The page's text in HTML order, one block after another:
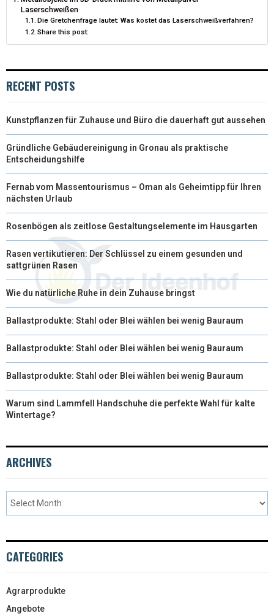
E
R
)
K S
T
Laserschweißen
Die Gretchenfrage lautet: Was kostet das Laserschweißverfahren?
Share this post:
RECENT POSTS
Kunstpflanzen für Zuhause und Büro die dauerhaft gut aussehen
Gründliche Gebäudereinigung in Gronau als praktische
Entscheidungshilfe
Fernab vom Massentourismus – Oman als Geheimtipp für Ihren
nächsten Urlaub
Rosenbögen als zeitlose Gestaltungselemente im Hausgarten
Rasen vertikutieren: Der Schlüssel zu einem gesunden und
sattgrünen Rasen
Wie du natürliche Ruhe in dein Zuhause bringst
Ballastprodukte: Stahl oder Blei wählen bei wenig Bauraum
Ballastprodukte: Stahl oder Blei wählen bei wenig Bauraum
Ballastprodukte: Stahl oder Blei wählen bei wenig Bauraum
Warum sind Lammfell Handschuhe die perfekte Wahl für kalte
Wintertage?
ARCHIVES
CATEGORIES
Agrarprodukte
Angebote